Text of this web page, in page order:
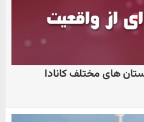
های مختلف کانادا